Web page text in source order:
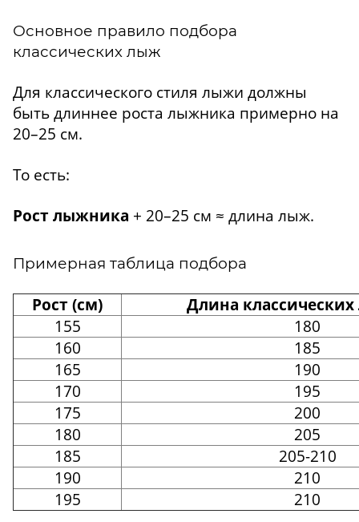
Основное правило подбора
классических лыж
Для классического стиля лыжи должны
быть длиннее роста лыжника примерно на
20–25 см.
То есть:
Рост лыжника + 20–25 см ≈ длина лыж.
Примерная таблица подбора
Рост (см)
Длина
155
180
160
185
165
190
170
195
175
200
180
205
185
205-210
190
210
195
210